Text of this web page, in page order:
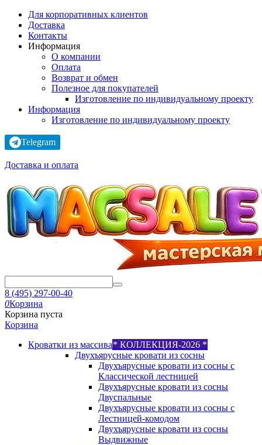
Для корпоративных клиентов
Доставка
Контакты
Информация
О компании
Оплата
Возврат и обмен
Полезное для покупателей
Изготовление по индивидуальному проекту
Информация
Изготовление по индивидуальному проекту
Telegram
Доставка и оплата
8 (495) 297-00-40
0Корзина
Корзина пуста
Корзина
Кроватки из массива* КОЛЛЕКЦИЯ-2026 *
Двухъярусные кровати из сосны
Двухъярусные кровати из сосны с
Классической лестницей
Двухъярусные кровати из сосны
Двуспальные
Двухъярусные кровати из сосны с
Лестницей-комодом
Двухъярусные кровати из сосны
Выдвижные